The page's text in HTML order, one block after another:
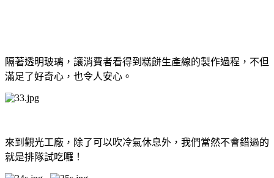
隔著透明玻璃，讓消費者看得到糕餅生產線的製作過程，不但
滿足了好奇心，也令人安心。
來到觀光工廠，除了可以吹冷氣休息外，我們當然不會錯過的
就是排隊試吃囉！